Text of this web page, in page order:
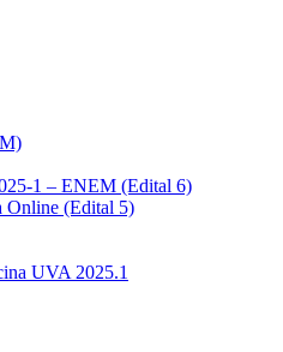
1 – ENEM (Edital 6)
Online (Edital 5)
UVA 2025.1